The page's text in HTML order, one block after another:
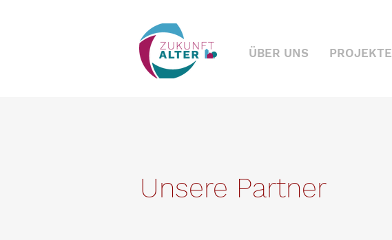
ÜBER UNS PROJEKTE
Unsere Partner